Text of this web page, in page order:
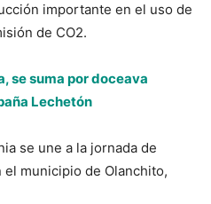
importante en el uso de
de CO2.
se suma por doceava
Lechetón
se une a la jornada de
municipio de Olanchito,